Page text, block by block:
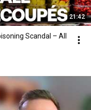
21:42
Scandal – All